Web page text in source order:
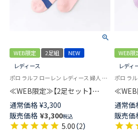
WEB限定 2足組
NEW
レディース
ポロ ラルフ ローレン レディース 婦人 靴下 カジュアル 26SS
≪WEB限定≫【2足セット】
POLO RALPH LAUREN オーガ
ニックコットン混 CABLE
STRIPE ＆ BIG POLO PLAYER
クルー丈 ソックス レディース
通常価格 ¥3,300
販売価格 ¥3,300税込
5.00（2）
WEB限
レディ
≪WEB
POLO
ソック
通常価
販売価